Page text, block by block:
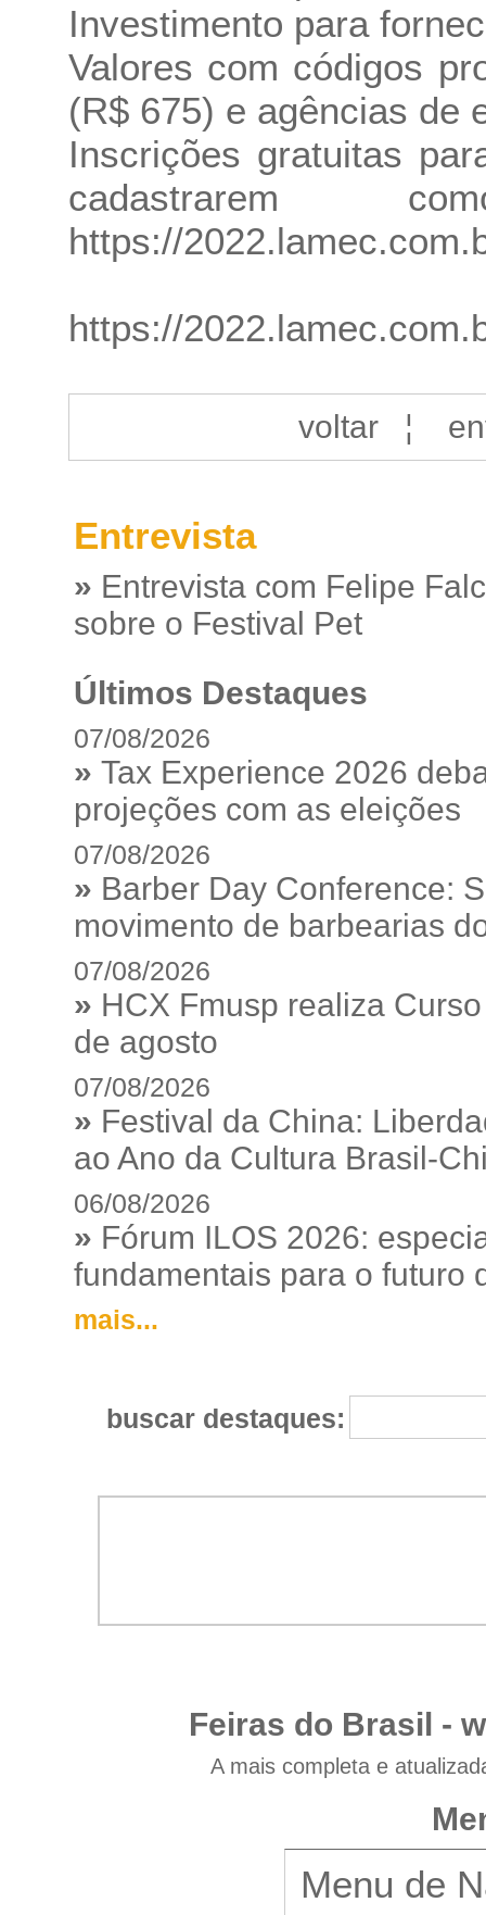
Investimento para
Valores com códigos
(R$ 675) e agências de
Inscrições gratuitas
cadastrarem
https://
https://
voltar¦
Entrevista
» Entrevista com Felipe
sobre o Festival Pet
Últimos Destaques
07/08/2026
» Tax Experience 2026
projeções com as eleições
07/08/2026
» Barber Day Conference:
movimento de barbearias
07/08/2026
» HCX Fmusp realiza
de agosto
07/08/2026
» Festival da China:
ao Ano da Cultura Brasil-
06/08/2026
» Fórum ILOS 2026:
fundamentais para o futuro
mais...
buscar destaques:
Feiras do Brasil -
A mais completa e